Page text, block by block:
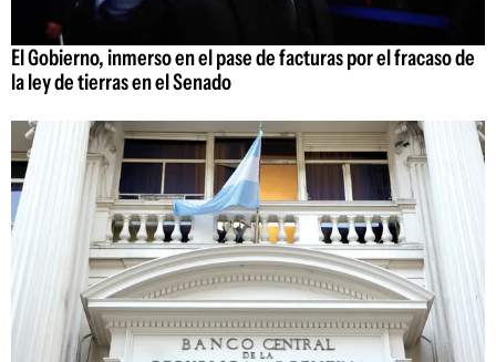
El Gobierno, inmerso en el pase de facturas por el fracaso de
la ley de tierras en el Senado